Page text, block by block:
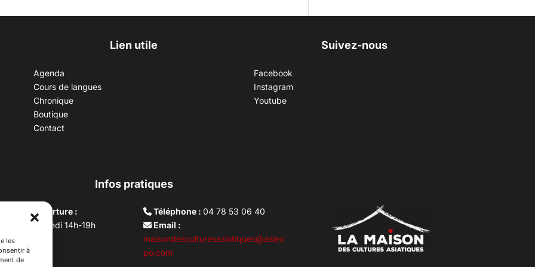
les
à
de
Lien utile
Agenda
Cours de langues
Chronique
Boutique
Contact
Suivez-nous
Facebook
Instagram
Youtube
Infos pratiques
d’ouverture :
au vendredi 14h-19h
10h –17h
lundi
Téléphone :04 78 53 06 40
Email :
maisondesculturesasiatiques@asiex
po.com